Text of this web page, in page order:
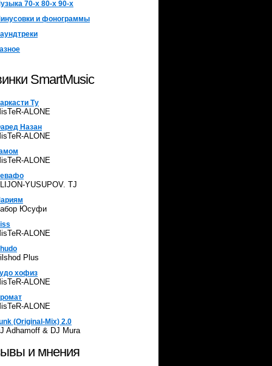
70-х 80-х 90-х
и фонограммы
SmartMusic
Ту
ALONE
Назан
ALONE
ALONE
YUSUPOV. TJ
Юсуфи
ALONE
Plus
хофиз
ALONE
ALONE
(Original-Mix) 2.0
Adhamoff & DJ Mura
и мнения